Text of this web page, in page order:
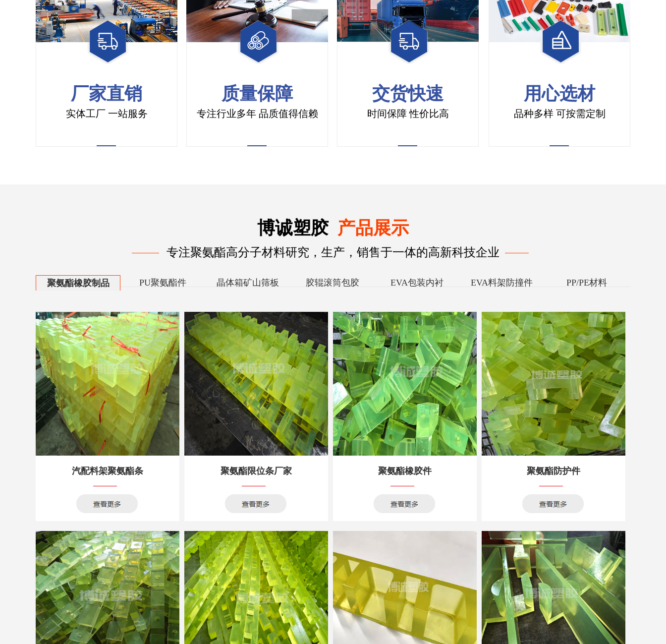
厂家直销
实体工厂 一站服务
质量保障
专注行业多年 品质值得信赖
交货快速
时间保障 性价比高
用心选材
品种多样 可按需定制
博诚塑胶 产品展示
专注聚氨酯高分子材料研究，生产，销售于一体的高新科技企业
聚氨酯橡胶制品 PU聚氨酯件 晶体箱矿山筛板 胶辊滚筒包胶 EVA包装内衬 EVA料架防撞件 PP/PE材料
汽配料架聚氨酯条 聚氨酯限位条厂家 聚氨酯橡胶件 聚氨酯防护件